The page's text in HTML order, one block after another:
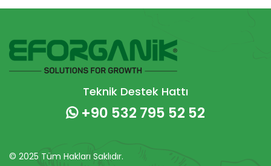
Teknik Destek Hattı
+90 532 795 52 52
© 2025 Tüm Hakları Saklıdır.